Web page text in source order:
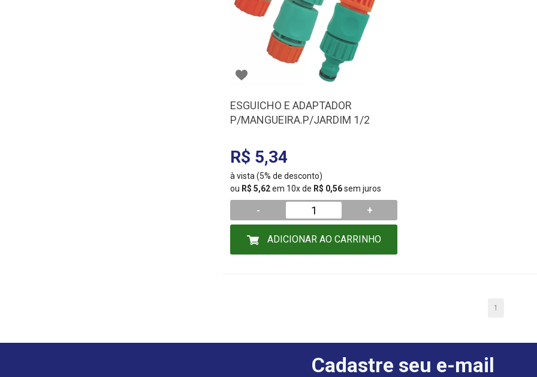
ESGUICHO E ADAPTADOR
P/MANGUEIRA.P/JARDIM 1/2
R$ 5,34
à vista (5% de desconto)
ou R$ 5,62em 10x de R$ 0,56sem juros
- +
ADICIONAR AO CARRINHO
1
Cadastre seu e-mail